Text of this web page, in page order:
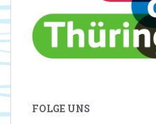
FOLGE UNS